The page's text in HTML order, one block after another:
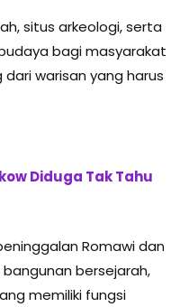
situs arkeologi, serta
bagi masyarakat
warisan yang harus
Diduga Tak Tahu
Romawi dan
bersejarah,
memiliki fungsi